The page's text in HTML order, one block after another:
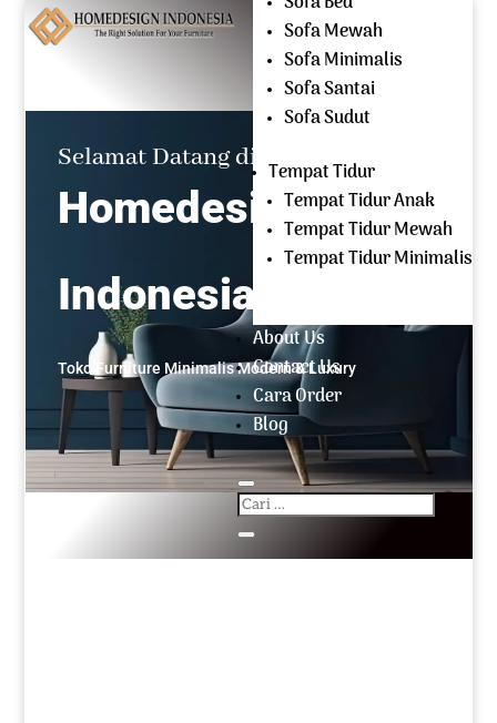
OPEN EVERYDAY
(+62) 81 229 604 267
Selamat Datang di
Homedesign
Indonesia
Toko Furniture Minimalis Modern & Luxury
Sofa Mewah
Sofa Minimalis
Sofa Santai
Sofa Sudut
Tempat Tidur
Tempat Tidur Anak
Tempat Tidur Mewah
Tempat Tidur Minimalis
About Us
Contact Us
Cara Order
Blog